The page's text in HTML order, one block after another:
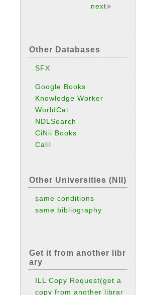
next
Other Databases
SFX
Google Books
Knowledge Worker
WorldCat
NDLSearch
CiNii Books
Calil
Other Universities (NII)
same conditions
same bibliography
Get it from another libr
ary
ILL Copy Request(get a
copy from another librar